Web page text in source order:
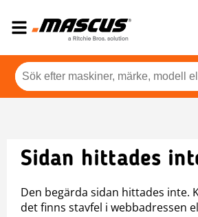
Sidan hittades
Den begärda sidan hittades inte.
det finns stavfel i webbadressen